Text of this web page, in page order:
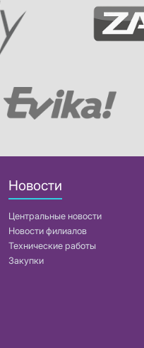
Новости
Центральные новости
Новости филиалов
Технические работы
Закупки